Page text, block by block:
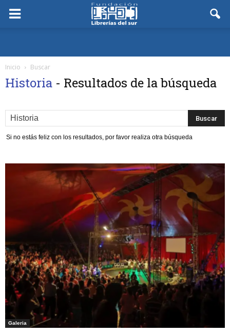
Inicio Buscar
Historia - Resultados de la búsqueda
Si no estás feliz con los resultados, por favor realiza otra búsqueda
Galeria